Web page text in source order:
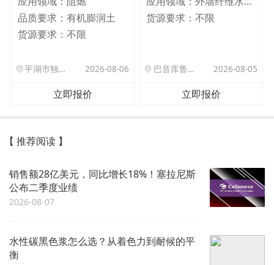
品质要求： 有机膨润土
货源要求： 不限
平湖市独山港镇集港路 589 号 2026-08-06
立即报价
货源要求：不限
巴音库鲁提镇,托帕口岸六号库房 2026-08-05
立即报价
【 推荐阅读 】
销售额28亿美元，同比增长18%！塞拉尼斯
公布二季度业绩
2026-08-07
水性碳黑色浆怎么选？从着色力到耐候的平
衡